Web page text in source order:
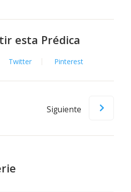
esta Prédica
Twitter Pinterest
Siguiente